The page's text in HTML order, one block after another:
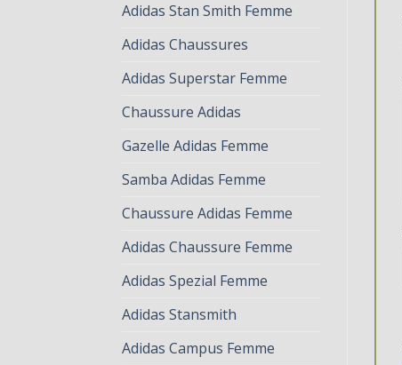
Adidas Stan Smith Femme
Adidas Chaussures
Adidas Superstar Femme
Chaussure Adidas
Gazelle Adidas Femme
Samba Adidas Femme
Chaussure Adidas Femme
Adidas Chaussure Femme
Adidas Spezial Femme
Adidas Stansmith
Adidas Campus Femme